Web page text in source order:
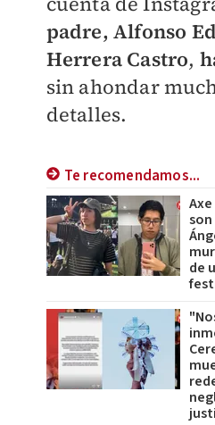
padre, Alfonso
Herrera Castro,
sin ahondar
detalles.
Te recomendamos...
de